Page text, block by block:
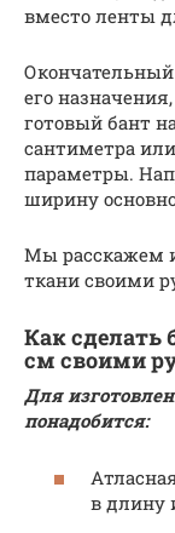
вместо ленты
Окончательный
его
готовый бант
сантиметра
параметры.
ширину
Мы расскажем
ткани своими
Как сделать
см своими
Для
понадобится:
в длину